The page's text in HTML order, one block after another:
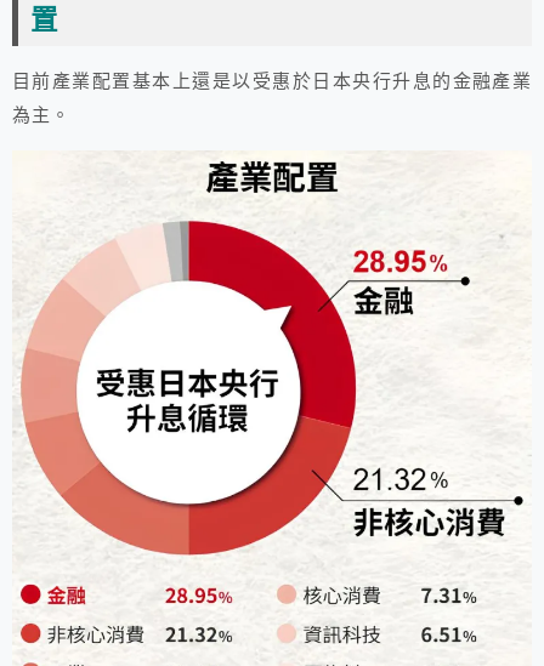
置
目前產業配置基本上還是以受惠於日本央行升息的金融產業
為主。